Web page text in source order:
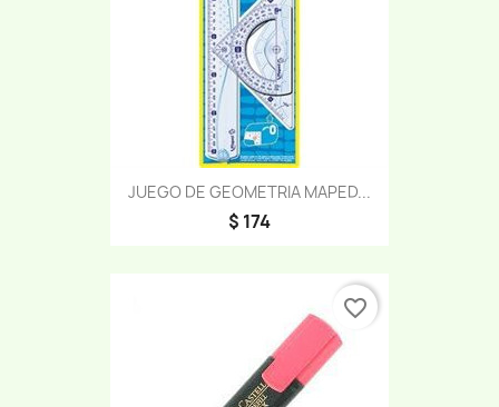
JUEGO DE GEOMETRIA MAPED...
$ 174
favorite_border